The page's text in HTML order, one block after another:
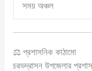
সময় অঞ্চল
⚖️ প্রশাসনিক কাঠামো
চরভদ্রাসন উপজেলার